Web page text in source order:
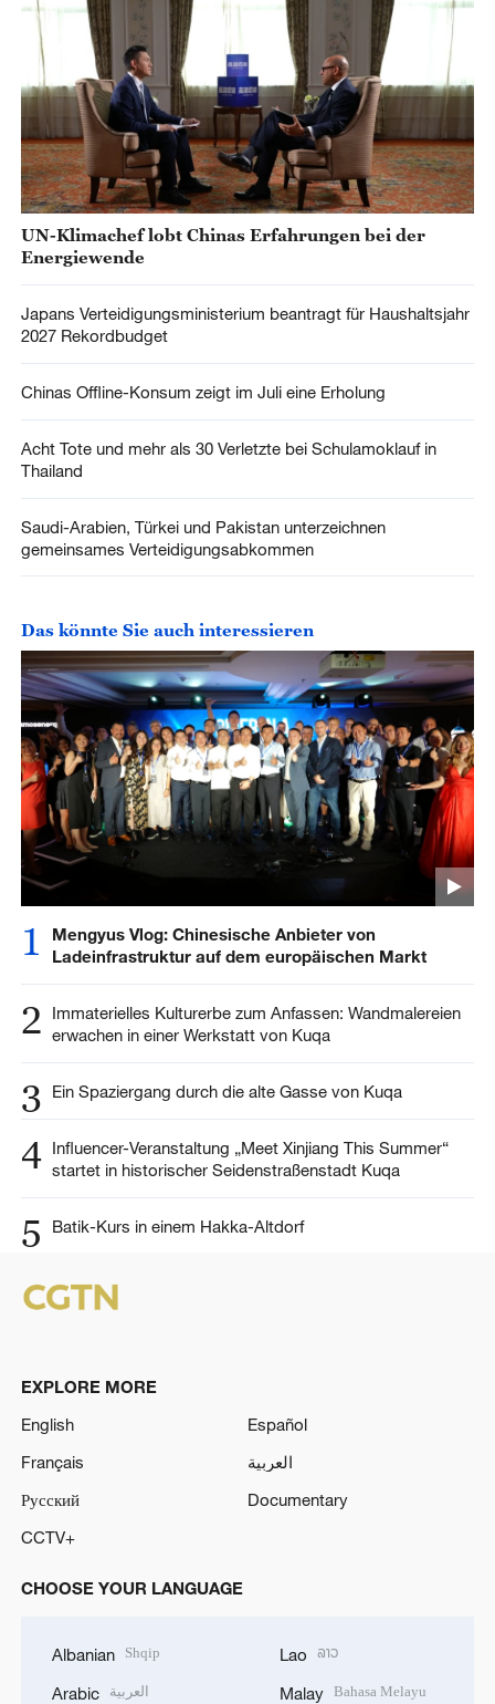
UN-Klimachef lobt Chinas Erfahrungen bei der
Energiewende
Japans Verteidigungsministerium beantragt für Haushaltsjahr
2027 Rekordbudget
Chinas Offline-Konsum zeigt im Juli eine Erholung
Acht Tote und mehr als 30 Verletzte bei Schulamoklauf in
Thailand
Saudi-Arabien, Türkei und Pakistan unterzeichnen
gemeinsames Verteidigungsabkommen
Das könnte Sie auch interessieren
1
Mengyus Vlog: Chinesische Anbieter von
Ladeinfrastruktur auf dem europäischen Markt
2
Immaterielles Kulturerbe zum Anfassen: Wandmalereien
erwachen in einer Werkstatt von Kuqa
3 Ein Spaziergang durch die alte Gasse von Kuqa
4 Influencer-Veranstaltung „Meet Xinjiang This Summer“
startet in historischer Seidenstraßenstadt Kuqa
5 Batik-Kurs in einem Hakka-Altdorf
EXPLORE MORE
English
Español
Français
العربية
Русский
Documentary
CCTV+
CHOOSE YOUR LANGUAGE
Albanian Shqip
Arabic العربية
Lao ລາວ
Malay Bahasa Melayu